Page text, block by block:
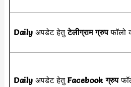
Daily अपडेट हेतुटेलीग्राम ग्रुपफॉलो
Daily अपडेट हेतुFacebook ग्रुप